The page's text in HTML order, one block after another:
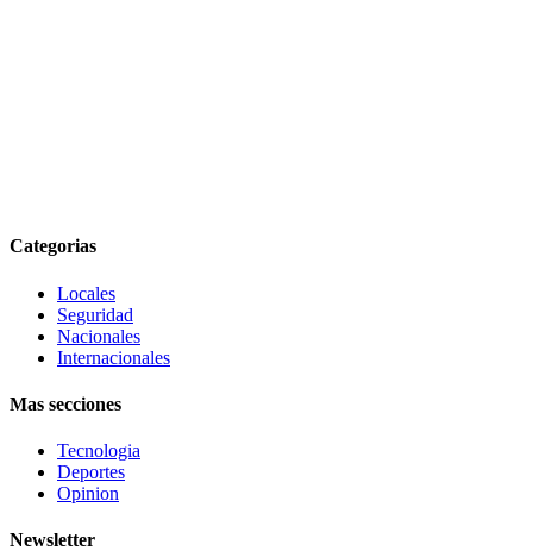
Categorias
Locales
Seguridad
Nacionales
Internacionales
Mas secciones
Tecnologia
Deportes
Opinion
Newsletter